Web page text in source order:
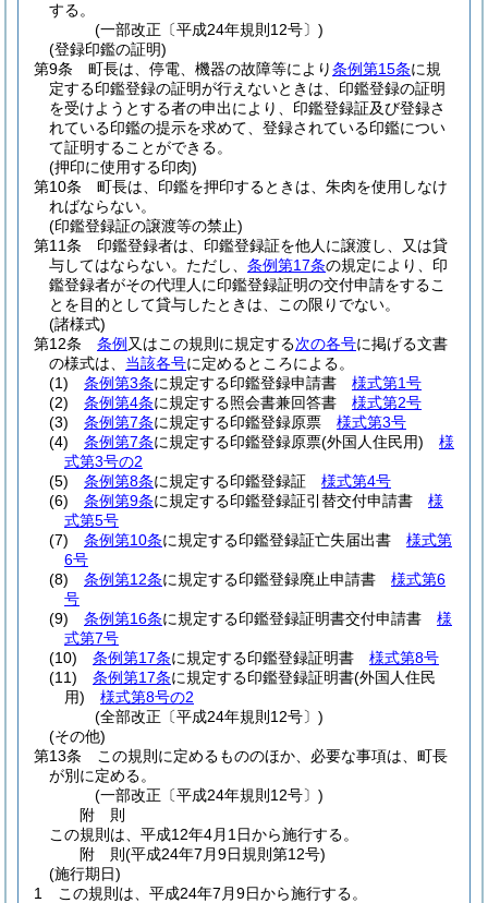
する。
(一部改正〔平成24年規則12号〕)
(登録印鑑の証明)
第9条
町長は、停電、機器の故障等により条例第15条に規
定する印鑑登録の証明が行えないときは、印鑑登録の証明
を受けようとする者の申出により、印鑑登録証及び登録さ
れている印鑑の提示を求めて、登録されている印鑑につい
て証明することができる。
(押印に使用する印肉)
第10条
町長は、印鑑を押印するときは、朱肉を使用しなけ
ればならない。
(印鑑登録証の譲渡等の禁止)
第11条
印鑑登録者は、印鑑登録証を他人に譲渡し、又は貸
与してはならない。 ただし、 条例第17条の規定により、印
鑑登録者がその代理人に印鑑登録証明の交付申請をするこ
とを目的として貸与したときは、この限りでない。
(諸様式)
第12条
条例 又はこの規則に規定する次の各号に掲げる文書
の様式は、 当該各号に定めるところによる。
(1)
条例第3条に規定する印鑑登録申請書 様式第1号
(2)
条例第4条に規定する照会書兼回答書 様式第2号
(3)
条例第7条に規定する印鑑登録原票 様式第3号
(4)
条例第7条に規定する印鑑登録原票(外国人住民用)
様
式第3号の2
(5)
条例第8条に規定する印鑑登録証 様式第4号
(6)
条例第9条に規定する印鑑登録証引替交付申請書 様
式第5号
(7)
条例第10条に規定する印鑑登録証亡失届出書 様式第
6号
(8)
条例第12条に規定する印鑑登録廃止申請書 様式第6
号
(9)
条例第16条に規定する印鑑登録証明書交付申請書 様
式第7号
(10)
条例第17条に規定する印鑑登録証明書 様式第8号
(11)
条例第17条に規定する印鑑登録証明書(外国人住民
用)
様式第8号の2
(全部改正〔平成24年規則12号〕)
(その他)
第13条
この規則に定めるもののほか、必要な事項は、町長
が別に定める。
(一部改正〔平成24年規則12号〕)
附 則
この規則は、平成12年4月1日から施行する。
附 則(平成24年7月9日規則第12号)
(施行期日)
1
この規則は、平成24年7月9日から施行する。